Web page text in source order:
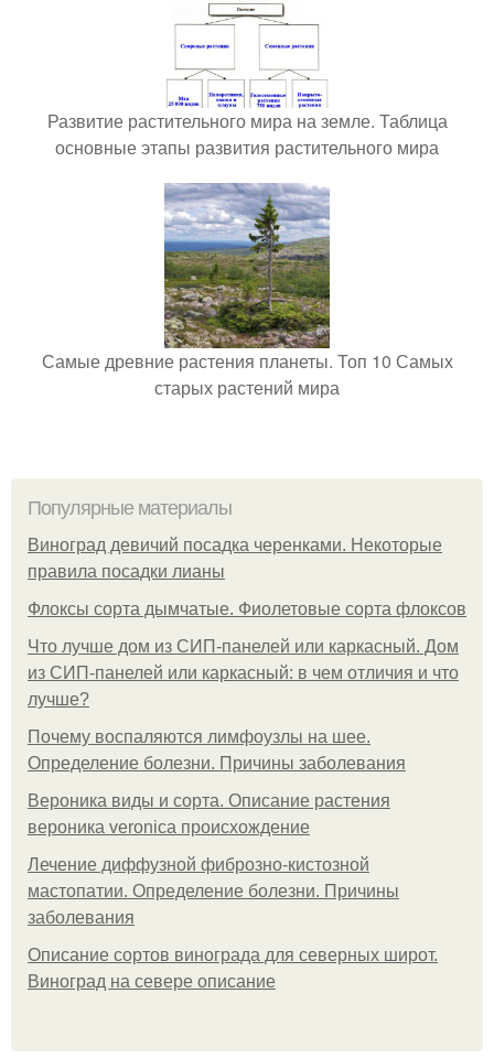
Развитие растительного мира на земле. Таблица
основные этапы развития растительного мира
Самые древние растения планеты. Топ 10 Самых
старых растений мира
Популярные материалы
Виноград девичий посадка черенками. Некоторые
правила посадки лианы
Флоксы сорта дымчатые. Фиолетовые сорта флоксов
Что лучше дом из СИП-панелей или каркасный. Дом
из СИП-панелей или каркасный: в чем отличия и что
лучше?
Почему воспаляются лимфоузлы на шее.
Определение болезни. Причины заболевания
Вероника виды и сорта. Описание растения
вероника veronica происхождение
Лечение диффузной фиброзно-кистозной
мастопатии. Определение болезни. Причины
заболевания
Описание сортов винограда для северных широт.
Виноград на севере описание